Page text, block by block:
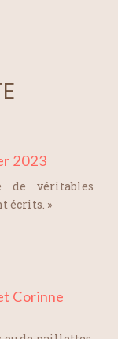
2023
de véritables
écrits. »
Corinne